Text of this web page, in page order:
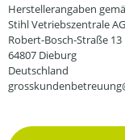
Herstellerangaben
Stihl Vetriebszentrale
Robert-Bosch-Straße 13
64807 Dieburg
Deutschland